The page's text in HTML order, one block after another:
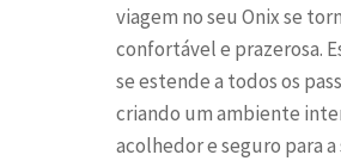
viagem no seu Onix se
confortável e prazerosa.
se estende a todos os
criando um ambiente
acolhedor e seguro para